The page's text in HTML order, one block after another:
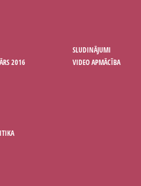
2016
SLUDINĀJUMI
VIDEO APMĀCĪBA